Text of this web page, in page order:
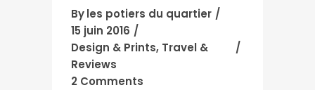
Byles potiers du quartier
15 juin 2016
Design & Prints, Travel &
Reviews
2 Comments